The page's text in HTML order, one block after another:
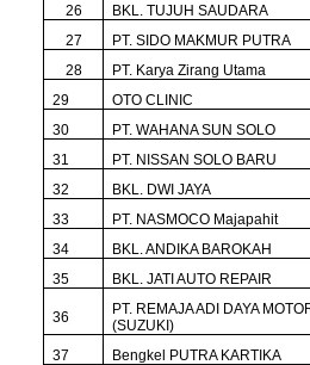
26
BKL. TUJUH SAUDARA
27
PT. SIDO MAKMUR PUTRA
28
PT. Karya Zirang Utama
29
OTO CLINIC
30
PT. WAHANA SUN SOLO
31
PT. NISSAN SOLO BARU
32
BKL. DWI JAYA
33
PT. NASMOCO Majapahit
34
BKL. ANDIKA BAROKAH
35
BKL. JATI AUTO REPAIR
36
PT. REMAJA ADI DAYA
(SUZUKI)
37
Bengkel PUTRA KARTIKA